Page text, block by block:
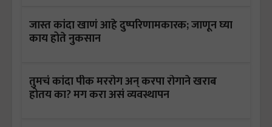
जास्त कांदा खाणं आहे दुष्परिणामकारक; जाणून घ्या
काय होते नुकसान
तुमचं कांदा पीक मररोग अन् करपा रोगाने खराब
होतय का? मग करा असं व्यवस्थापन